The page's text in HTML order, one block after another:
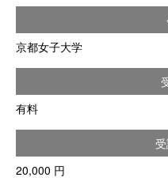
京都女子大学
有料
20,000 円